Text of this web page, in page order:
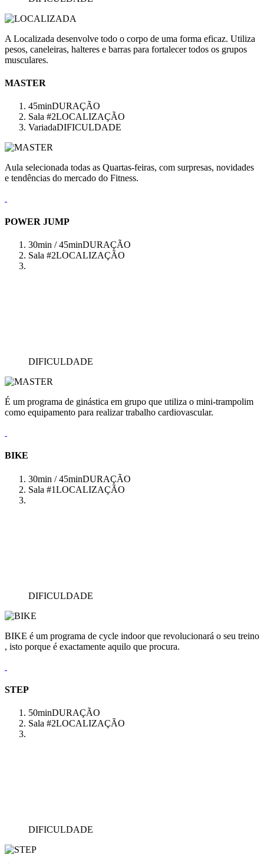
A Localizada desenvolve todo o corpo de uma forma eficaz. Utiliza
pesos, caneleiras, halteres e barras para fortalecer todos os grupos
musculares.
MASTER
45minDURAÇÃO
Sala #2LOCALIZAÇÃO
VariadaDIFICULDADE
Aula selecionada todas as Quartas-feiras, com surpresas, novidades
e tendências do mercado do Fitness.
POWER JUMP
30min / 45minDURAÇÃO
Sala #2LOCALIZAÇÃO
DIFICULDADE
É um programa de ginástica em grupo que utiliza o mini-trampolim
como equipamento para realizar trabalho cardiovascular.
BIKE
30min / 45minDURAÇÃO
Sala #1LOCALIZAÇÃO
DIFICULDADE
BIKE é um programa de cycle indoor que revolucionará o seu treino
, isto porque é exactamente aquilo que procura.
STEP
50minDURAÇÃO
Sala #2LOCALIZAÇÃO
DIFICULDADE